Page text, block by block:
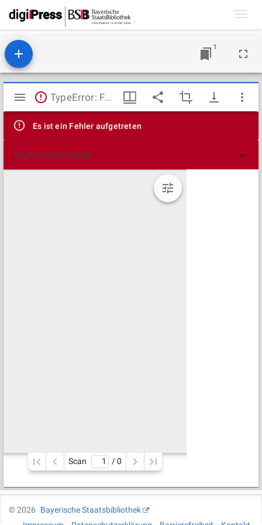
1
Mirador
Viewer
TypeError: Failed to fetch
Es ist ein Fehler aufgetreten
Technische Details
Scan / 0
©2026
Bayerische Staatsbibliothek